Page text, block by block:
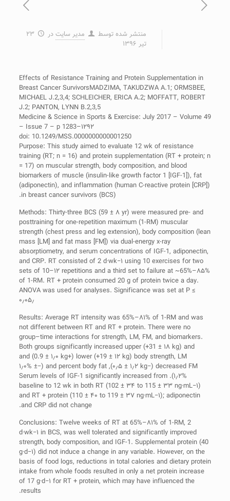
منتشر شده توسط مدیر سایت در
۲۳
تیر ۱۳۹۶
Effects of Resistance Training and Protein Supplementation in
Breast Cancer SurvivorsMADZIMA, TAKUDZWA A.1; ORMSBEE,
MICHAEL J.2,3,4; SCHLEICHER, ERICA A.2; MOFFATT, ROBERT
J.2; PANTON, LYNN B.2,3,5
Medicine & Science in Sports & Exercise: July 2017 – Volume 49
– Issue 7 – p 1283–۱۲۹۲
doi: 10.1249/MSS.0000000000001250
Purpose: This study aimed to evaluate 12 wk of resistance
training (RT; n = 16) and protein supplementation (RT + protein; n
= 17) on muscular strength, body composition, and blood
biomarkers of muscle (insulin-like growth factor 1 [IGF-1]), fat
(adiponectin), and inflammation (human C-reactive protein [CRP])
in breast cancer survivors (BCS).
Methods: Thirty-three BCS (59 ± ۸ yr) were measured pre- and
posttraining for one-repetition maximum (1-RM) muscular
strength (chest press and leg extension), body composition (lean
mass [LM] and fat mass [FM]) via dual-energy x-ray
absorptiometry, and serum concentrations of IGF-1, adiponectin,
and CRP. RT consisted of 2 d·wk−۱ using 10 exercises for two
sets of 10–۱۲ repetitions and a third set to failure at ~65%–۸۵%
of 1-RM. RT + protein consumed 20 g of protein twice a day.
ANOVA was used for analyses. Significance was set at P ≤
۰٫۰۵٫
Results: Average RT intensity was 65%–۸۱% of 1-RM and was
not different between RT and RT + protein. There were no
group–time interactions for strength, LM, FM, and biomarkers.
Both groups significantly increased upper (+31 ± ۱۸ kg) and
lower (+19 ± ۱۲ kg) body strength, LM (+0.9 ± ۱٫۰ kg) and
decreased FM (−۰٫۵ ± ۱٫۲ kg), and percent body fat (−۱٫۰% ±
۱٫۲%). Serum levels of IGF-1 significantly increased from
baseline to 12 wk in both RT (102 ± ۳۴ to 115 ± ۳۳ ng·mL−۱)
and RT + protein (110 ± ۴۰ to 119 ± ۳۷ ng·mL−۱); adiponectin
and CRP did not change.
Conclusions: Twelve weeks of RT at 65%–۸۱% of 1-RM, 2
d·wk−۱ in BCS, was well tolerated and significantly improved
strength, body composition, and IGF-1. Supplemental protein (40
g·d−۱) did not induce a change in any variable. However, on the
basis of food logs, reductions in total calories and dietary protein
intake from whole foods resulted in only a net protein increase
of 17 g·d−۱ for RT + protein, which may have influenced the
results.